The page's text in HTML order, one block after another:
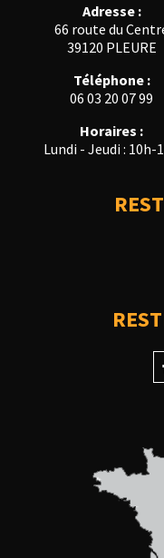
Adresse :
66 route du
39120 PLEURE
Téléphone :
06 03 20 07 99
Horaires :
Lundi - Jeudi : 10h-